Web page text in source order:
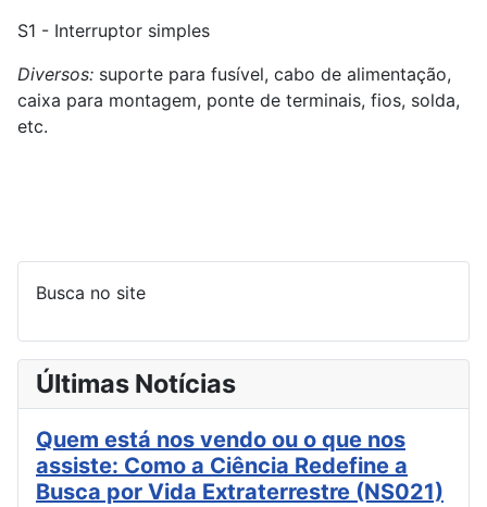
S1 - Interruptor simples
Diversos: suporte para fusível, cabo de alimentação,
caixa para montagem, ponte de terminais, fios, solda,
etc.
Busca no site
Últimas Notícias
Quem está nos vendo ou o que nos
assiste: Como a Ciência Redefine a
Busca por Vida Extraterrestre (NS021)